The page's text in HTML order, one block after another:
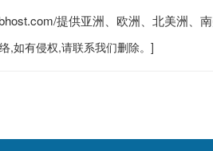
提供亚洲、欧洲、北美洲、
,如有侵权,请联系我们删除。]